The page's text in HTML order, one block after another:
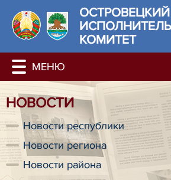
КОМИТЕТ
НОВОСТИ
Новости республики
Новости региона
Новости района